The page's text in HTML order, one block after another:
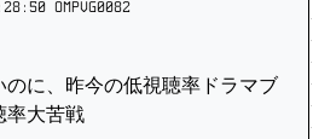
OMPVG0082
に、昨今の低視聴率ドラマブ
率大苦戦